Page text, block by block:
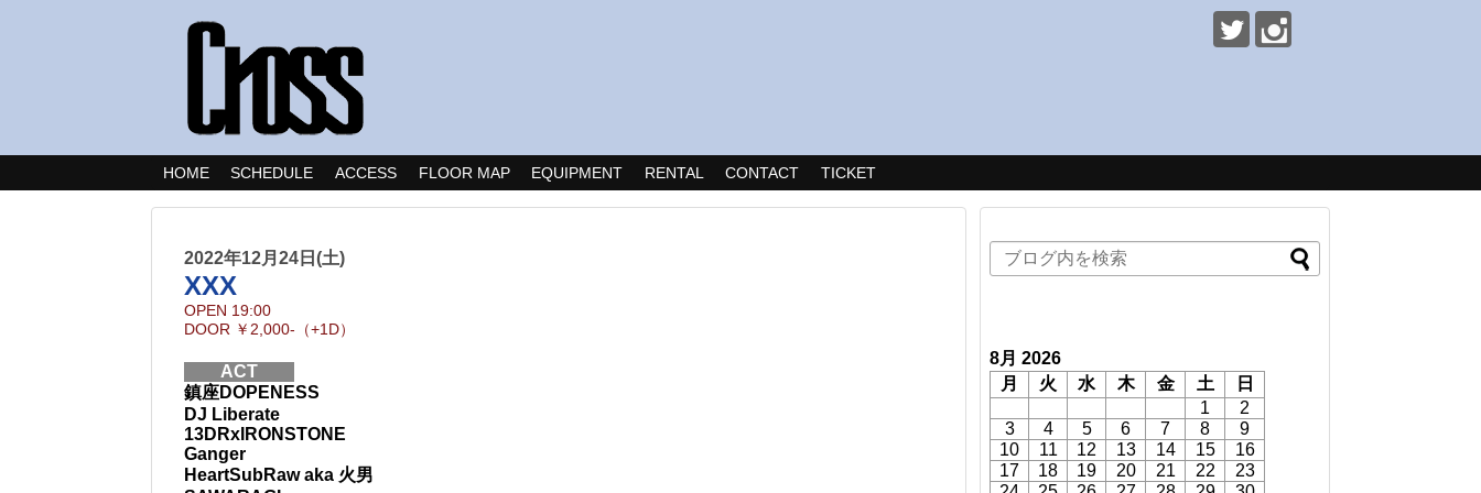
HOME SCHEDULE ACCESS FLOOR MAP EQUIPMENT RENTAL CONTACT TICKET
2022年12月24日(土)
XXX
OPEN 19:00
DOOR ￥2,000-（+1D）
ACT
鎮座DOPENESS
DJ Liberate
13DRxIRONSTONE
Ganger
HeartSubRaw aka 火男
8月 2026
月
火 水 木 金 土
日
1
2
3
4 5 6 7 8
9
10
11 12 13 14 15
16
17
18 19 20 21 22
23